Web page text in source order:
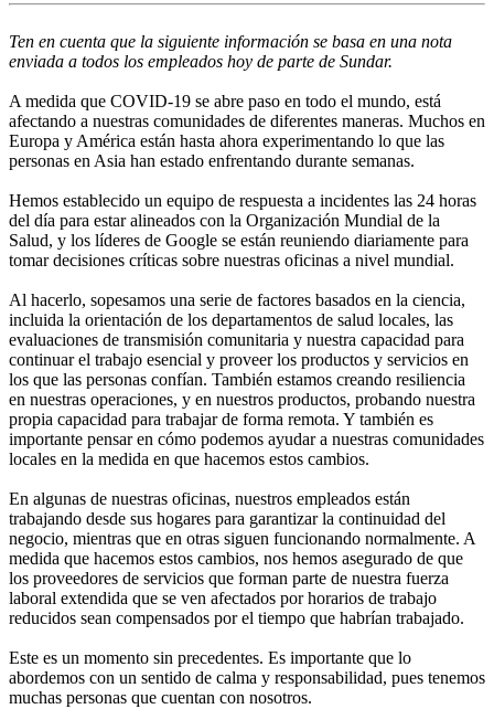
Ten en cuenta que la siguiente información se basa en una nota
enviada a todos los empleados hoy de parte de Sundar.
A medida que COVID-19 se abre paso en todo el mundo, está
afectando a nuestras comunidades de diferentes maneras. Muchos en
Europa y América están hasta ahora experimentando lo que las
personas en Asia han estado enfrentando durante semanas.
Hemos establecido un equipo de respuesta a incidentes las 24 horas
del día para estar alineados con la Organización Mundial de la
Salud, y los líderes de Google se están reuniendo diariamente para
tomar decisiones críticas sobre nuestras oficinas a nivel mundial.
Al hacerlo, sopesamos una serie de factores basados ​​en la ciencia,
incluida la orientación de los departamentos de salud locales, las
evaluaciones de transmisión comunitaria y nuestra capacidad para
continuar el trabajo esencial y proveer los productos y servicios en
los que las personas confían. También estamos creando resiliencia
en nuestras operaciones, y en nuestros productos, probando nuestra
propia capacidad para trabajar de forma remota. Y también es
importante pensar en cómo podemos ayudar a nuestras comunidades
locales en la medida en que hacemos estos cambios.
En algunas de nuestras oficinas, nuestros empleados están
trabajando desde sus hogares para garantizar la continuidad del
negocio, mientras que en otras siguen funcionando normalmente. A
medida que hacemos estos cambios, nos hemos asegurado de que
los proveedores de servicios que forman parte de nuestra fuerza
laboral extendida que se ven afectados por horarios de trabajo
reducidos sean compensados ​​por el tiempo que habrían trabajado.
Este es un momento sin precedentes. Es importante que lo
abordemos con un sentido de calma y responsabilidad, pues tenemos
muchas personas que cuentan con nosotros.